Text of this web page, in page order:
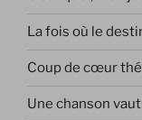
La fois où le
Coup de cœur
Une chanson